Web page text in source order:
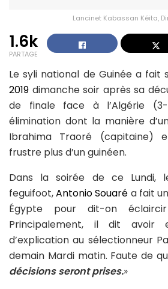
Lancinet Kabassan Kéita,
1.6k
PARTAGE
Le syli national de Guinée a fait
2019 dimanche soir après sa
de finale face à l’Algérie
élimination dont la manière
Ibrahima Traoré (capitaine)
frustre plus d’un guinéen.
Dans la soirée de ce Lundi,
feguifoot,Antonio Souaré a fait
Égypte pour dit-on
Principalement, il dit avoir
d’explication au sélectionneur
demain Mardi matin. Faute de
décisions seront prises.»